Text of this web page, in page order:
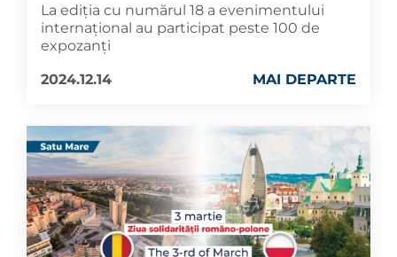
La ediția cu numărul 18 a evenimentului
internațional au participat peste 100 de
expozanți
2024.12.14
MAI DEPARTE